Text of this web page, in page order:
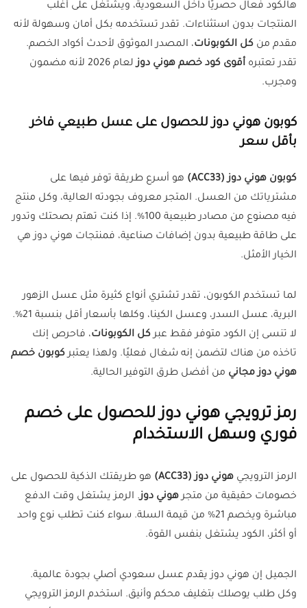
هالكود فعال حصريًا داخل السعودية، ويشتغل على أغلب
المنتجات بدون استثناءات. تقدر تستخدمه بكل أمان وسهولة لأنه
مقدم من كل الكوبونات، المصدر الموثوق لأحدث أكواد الخصم.
تقدر تعتبره أقوى كود خصم هوني دوز
لعام 2026 لأنه مضمون
ومجرب.
كوبون هوني دوز للحصول على عسل طبيعي فاخر
بأقل سعر
كوبون هوني دوز (ACC33)
هو أسرع طريقة توفر فيها على
مشترياتك من العسل. المتجر معروف بجودته العالية، وكل منتج
فيه مصنوع من مصادر طبيعية 100%. إذا كنت تهتم بصحتك وتدور
على طاقة طبيعية بدون إضافات صناعية، فمنتجات هوني دوز هي
الخيار الأمثل.
لما تستخدم الكوبون، تقدر تشتري أنواع كثيرة مثل عسل الزهور
البرية، عسل السدر، وعسل الكينا، وكلها بأسعار أقل بنسبة 21%.
لا تنسى إن الكود متوفر فقط عبركل الكوبونات، فاحرص إنك
تاخذه من هناك لتضمن إنه شغال فعليًا. ولهذا يعتبركوبون خصم
هوني دوز مجاني من أفضل طرق التوفير الحالية.
رمز ترويجي هوني دوز للحصول على خصم
فوري وسهل الاستخدام
الرمز الترويجي هوني دوز (ACC33)
هو طريقتك الذكية للحصول على
خصومات حقيقية من متجرهوني دوز. الرمز يشتغل وقت الدفع
مباشرة ويخصم 21% من قيمة السلة. سواء كنت تطلب نوع واحد
أو أكثر، الكود يشتغل بنفس القوة.
الجميل إن هوني دوز يقدم عسل سعودي أصلي بجودة عالمية.
وكل طلب يوصلك بتغليف محكم وأنيق. استخدم الرمز الترويجي